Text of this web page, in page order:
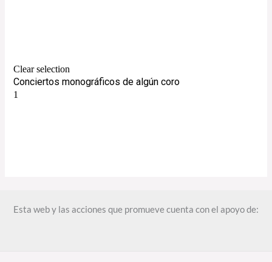
Esta web y las acciones que promueve cuenta con el apoyo de: